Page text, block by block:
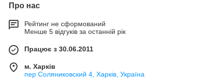
Про нас
Рейтинг не сформований
Менше 5 відгуків за останній рік
Працює з 30.06.2011
м. Харків
пер Соляниковский 4, Харків, Україна